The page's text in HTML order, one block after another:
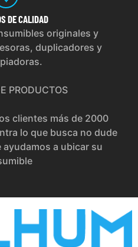
DE CALIDAD
originales y
duplicadores y
PRODUCTOS
clientes más de 2000
lo que busca no dude
a ubicar su